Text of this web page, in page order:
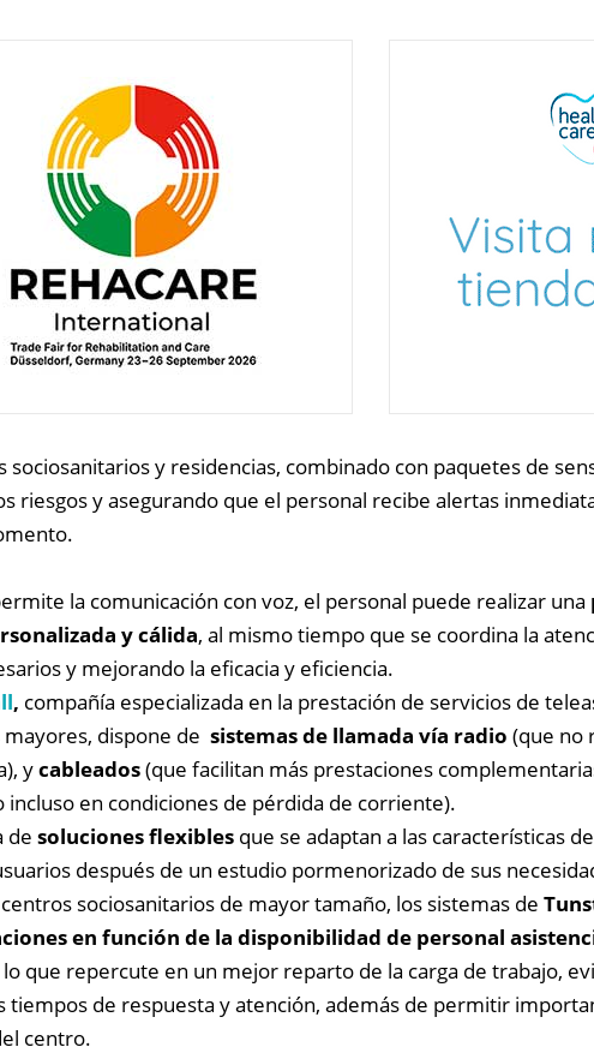
sociosanitarios y residencias, combinado con paquetes de
riesgos y asegurando que el personal recibe alertas
la comunicación con voz, el personal puede realizar una
y cálida, al mismo tiempo que se coordina la
y mejorando la eficacia y eficiencia.
, compañía especializada en la prestación de servicios de
dispone de sistemas de llamada vía radio (que no
ycableados(que facilitan más prestaciones
en condiciones de pérdida de corriente).
de soluciones flexibles que se adaptan a las características
después de un estudio pormenorizado de sus
sociosanitarios de mayor tamaño, los sistemas de
en función de la disponibilidad de personal
que repercute en un mejor reparto de la carga de trabajo,
tiempos de respuesta y atención, además de permitir
centro.